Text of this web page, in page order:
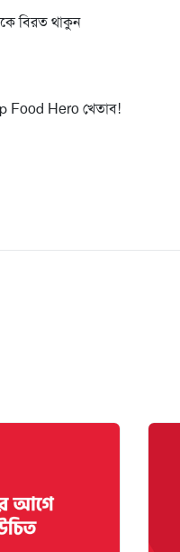
বিরত থাকুন
Food Hero খেতাব!